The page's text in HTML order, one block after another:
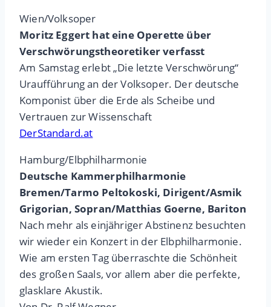
Wien/Volksoper
Moritz Eggert hat eine Operette über
Verschwörungstheoretiker verfasst
Am Samstag erlebt „Die letzte Verschwörung“
Uraufführung an der Volksoper. Der deutsche
Komponist über die Erde als Scheibe und
Vertrauen zur Wissenschaft
DerStandard.at
Hamburg/Elbphilharmonie
Deutsche Kammerphilharmonie
Bremen/Tarmo Peltokoski, Dirigent/Asmik
Grigorian, Sopran/Matthias Goerne, Bariton
Nach mehr als einjähriger Abstinenz besuchten
wir wieder ein Konzert in der Elbphilharmonie.
Wie am ersten Tag überraschte die Schönheit
des großen Saals, vor allem aber die perfekte,
glasklare Akustik.